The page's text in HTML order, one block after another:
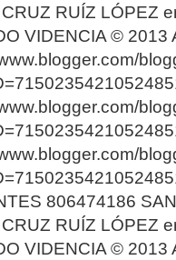
RUÍZ LÓPEZ
VIDENCIA © 2013
806474186
RUÍZ LÓPEZ
VIDENCIA © 2013